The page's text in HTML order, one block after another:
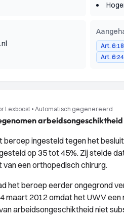
Art.
Art.
Lexboost • Automatisch gegenereerd
beroep ingesteld tegen het
op 35 tot 45%. Zij stelde
een orthopedisch chirurg.
het beroep eerder ongegrond
maart 2012 omdat het UWV
arbeidsongeschiktheid niet